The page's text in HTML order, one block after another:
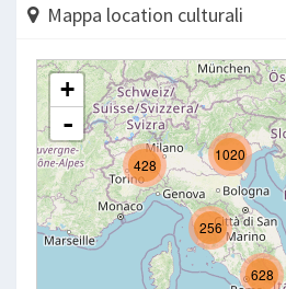
Mappa location culturali